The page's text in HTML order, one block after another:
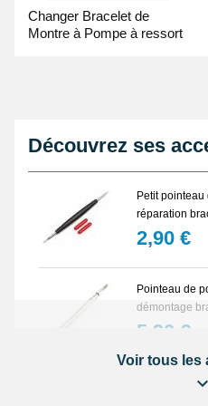
Changer Bracelet de
Montre à Pompe à ressort
Découvrez ses
Petit
réparation
2,90 €
Pointeau de
démontage
5,90 €
Lot Outils
Voir tous les